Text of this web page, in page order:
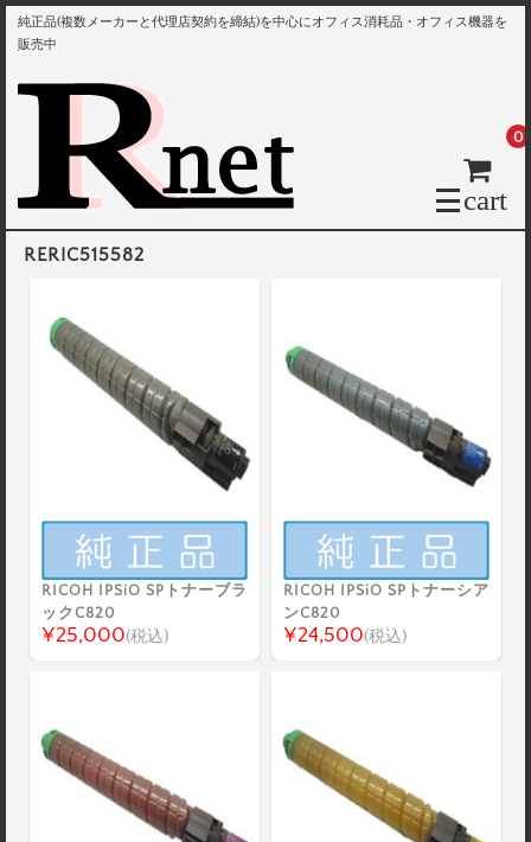
純正品(複数メーカーと代理店契約を締結)を中心にオフィス消耗品・オフィス機器を
販売中
cart
0
RERIC515582
RICOH IPSiO SPトナーブラ
ックC820
¥25,000(税込)
RICOH IPSiO SPトナーシア
ンC820
¥24,500(税込)